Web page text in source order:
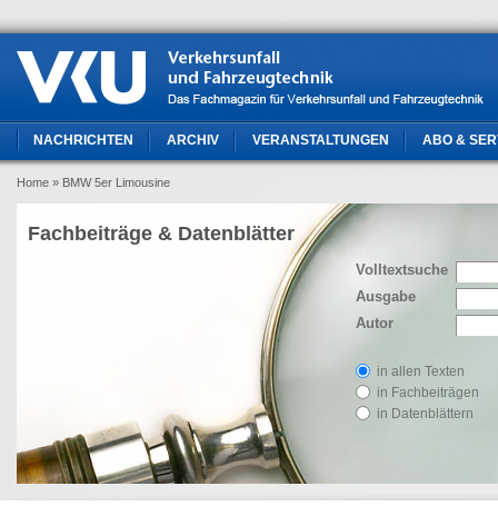
NACHRICHTEN ARCHIV VERANSTALTUNGEN ABO &
Home » BMW 5er Limousine
Volltextsuche
Ausgabe
Autor
in allen Texten
in Fachbeiträgen
in Datenblättern
Fachbeiträge & Datenblätter